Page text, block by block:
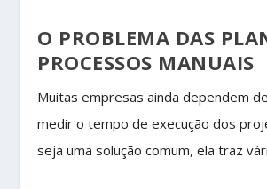
O PROBLEMA DAS
PROCESSOS MANUAIS
Muitas empresas ainda dependem
medir o tempo de execução dos
seja uma solução comum, ela traz